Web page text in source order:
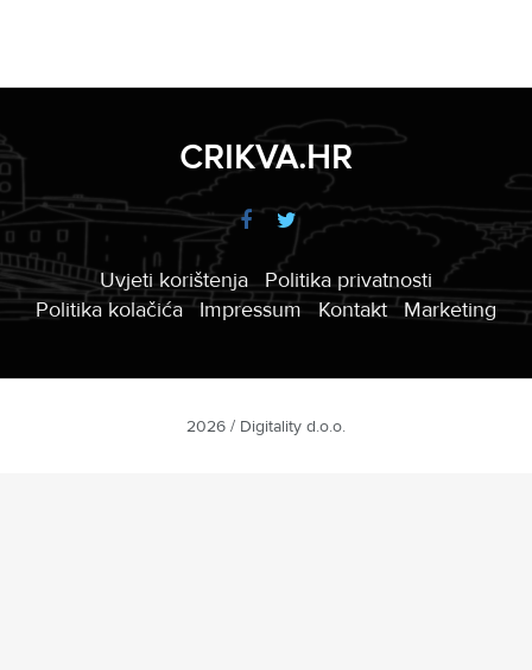
CRIKVA.HR
Uvjeti korištenja
Politika privatnosti
Politika kolačića
Impressum Kontakt Marketing
2026 / Digitality d.o.o.